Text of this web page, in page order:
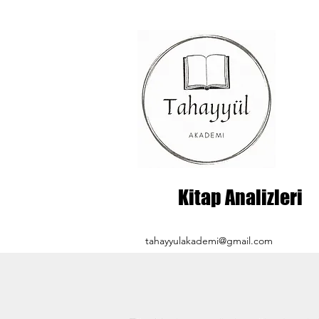
Kitap Analizleri
tahayyulakademi@gmail.com